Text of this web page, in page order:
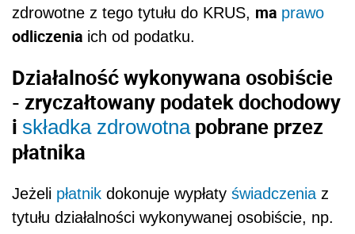
zdrowotne z tego tytułu do KRUS, ma prawo
odliczenia ich od podatku.
Działalność wykonywana osobiście
- zryczałtowany podatek dochodowy
i składka zdrowotnapobrane przez
płatnika
Jeżeli płatnik dokonuje wypłaty świadczenia z
tytułu działalności wykonywanej osobiście, np.